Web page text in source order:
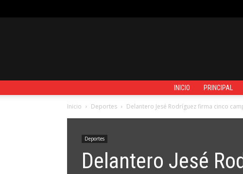
INICIO PRINCIPAL
Inicio Deportes Delantero Jesé Rodríguez firma cinco
Deportes
Delantero Jesé